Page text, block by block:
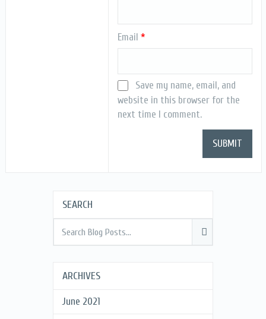
Email*
Save my name, email, and
website in this browser for the
next time I comment.
SEARCH
ARCHIVES
June 2021